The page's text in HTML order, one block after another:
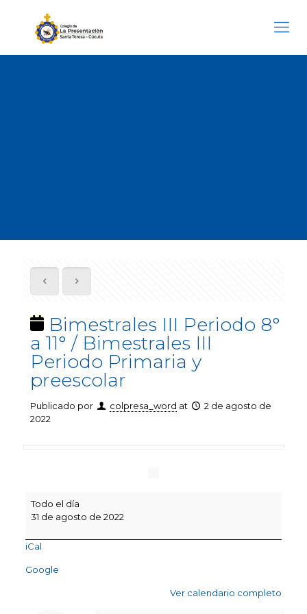
Bimestrales III Periodo 8°
a 11° / Bimestrales III
Periodo Primaria y
preescolar
Publicado por colpresa_word at
2 de agosto de
2022
Periodo
a
/
Todo el día
31 de agosto de 2022
iCal
Google
Ver calendario completo